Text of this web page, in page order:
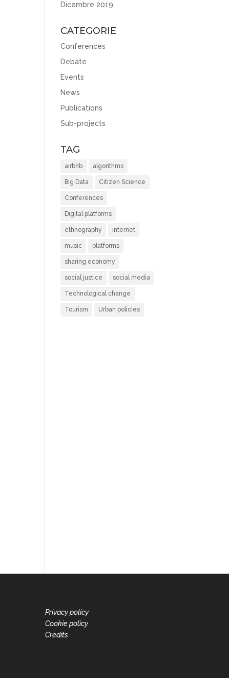
Dicembre 2019
CATEGORIE
Conferences
Debate
Events
News
Publications
Sub-projects
TAG
airbnb algorithms
Big Data Citizen Science
Conferences
Digital platforms
ethnography internet
music platforms
sharing economy
social justice social media
Technological change
Tourism Urban policies
Privacy policy
Cookie policy
Credits